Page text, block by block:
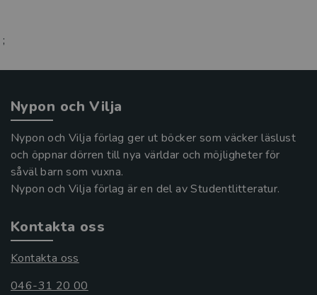
;
Nypon och Vilja
Nypon och Vilja förlag ger ut böcker som väcker läslust
och öppnar dörren till nya världar och möjligheter för
såväl barn som vuxna.
Nypon och Vilja förlag är en del av Studentlitteratur.
Kontakta oss
Kontakta oss
046-31 20 00